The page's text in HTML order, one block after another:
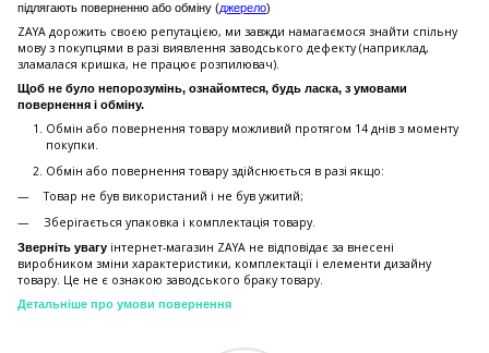
підлягають поверненню або обміну (джерело)
ZAYA дорожить своєю репутацією, ми завжди намагаємося знайти спільну
мову з покупцями в разі виявлення заводського дефекту (наприклад,
зламалася кришка, не працює розпилювач).
Щоб не було непорозумінь, ознайомтеся, будь ласка, з умовами
повернення і обміну.
Обмін або повернення товару можливий протягом 14 днів з моменту
покупки.
Обмiн або повернення товару здійснюється в разі якщо:
Товар не був використаний і не був ужитий;
Зберiгається упаковка і комплектація товару.
Зверніть увагу інтернет-магазин ZAYA не відповідає за внесені
виробником зміни характеристики, комплектації і елементи дизайну
товару. Це не є ознакою заводського браку товару.
Детальніше про умови повернення